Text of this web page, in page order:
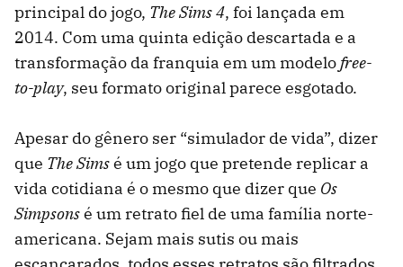
principal do jogo, The Sims 4, foi lançada em
2014. Com uma quinta edição descartada e a
transformação da franquia em um modelofree-
to-play, seu formato original parece esgotado.
Apesar do gênero ser “simulador de vida”, dizer
que The Simsé um jogo que pretende replicar a
vida cotidiana é o mesmo que dizer que Os
Simpsonsé um retrato fiel de uma família norte-
americana. Sejam mais sutis ou mais